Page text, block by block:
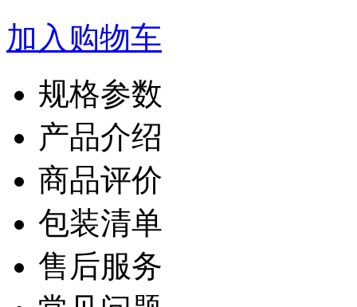
加入购物车
规格参数
产品介绍
商品评价
包装清单
售后服务